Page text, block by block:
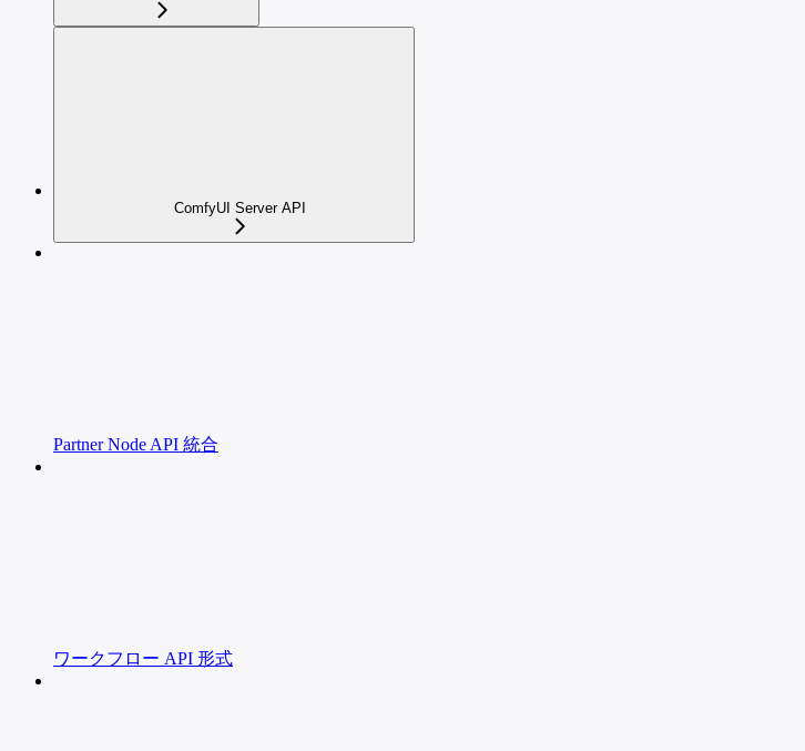
ComfyUI Server API
Partner Node API 統合
ワークフロー API 形式